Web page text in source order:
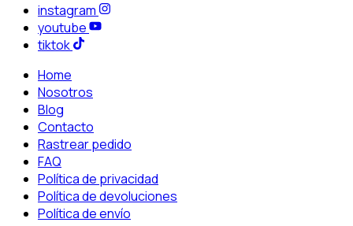
instagram
youtube
tiktok
Home
Nosotros
Blog
Contacto
Rastrear pedido
FAQ
Política de privacidad
Política de devoluciones
Política de envío